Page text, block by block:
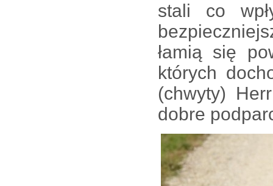
stali co
łamią się
których
(chwyty)
dobre